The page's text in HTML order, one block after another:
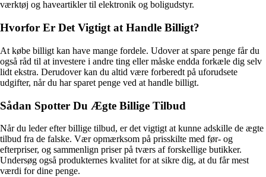
værktøj og haveartikler til elektronik og boligudstyr.
Hvorfor Er Det Vigtigt at Handle Billigt?
At købe billigt kan have mange fordele. Udover at spare penge får du
også råd til at investere i andre ting eller måske endda forkæle dig selv
lidt ekstra. Derudover kan du altid være forberedt på uforudsete
udgifter, når du har sparet penge ved at handle billigt.
Sådan Spotter Du Ægte Billige Tilbud
Når du leder efter billige tilbud, er det vigtigt at kunne adskille de ægte
tilbud fra de falske. Vær opmærksom på prisskilte med før- og
efterpriser, og sammenlign priser på tværs af forskellige butikker.
Undersøg også produkternes kvalitet for at sikre dig, at du får mest
værdi for dine penge.